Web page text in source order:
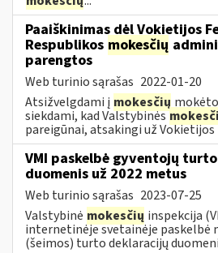
Paaiškinimas dėl Vokietijos
Respublikos mokesčių
parengtos
Web turinio sąrašas 2022-01-20
Atsižvelgdami į mokesčių
siekdami, kad Valstybinės
pareigūnai, atsakingi už Vokietijos
VMI paskelbė gyventojų
duomenis už 2022 metus
Web turinio sąrašas 2023-07-25
Valstybinė mokesčių inspekcija
internetinėje svetainėje paskelbė
(šeimos) turto deklaracijų